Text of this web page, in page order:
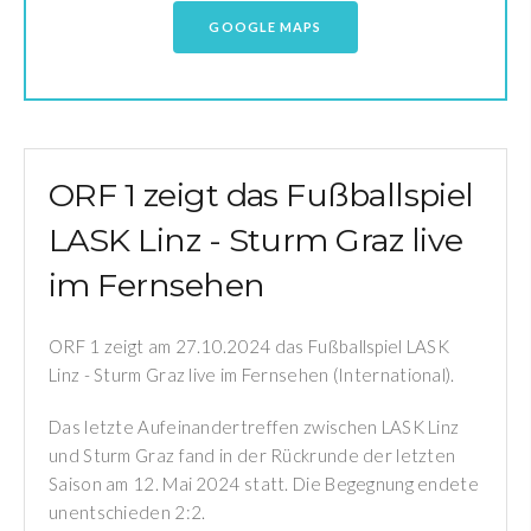
GOOGLE MAPS
ORF 1 zeigt das Fußballspiel
LASK Linz - Sturm Graz live
im Fernsehen
ORF 1 zeigt am 27.10.2024 das Fußballspiel LASK
Linz - Sturm Graz live im Fernsehen (International).
Das letzte Aufeinandertreffen zwischen LASK Linz
und Sturm Graz fand in der Rückrunde der letzten
Saison am 12. Mai 2024 statt. Die Begegnung endete
unentschieden 2:2.